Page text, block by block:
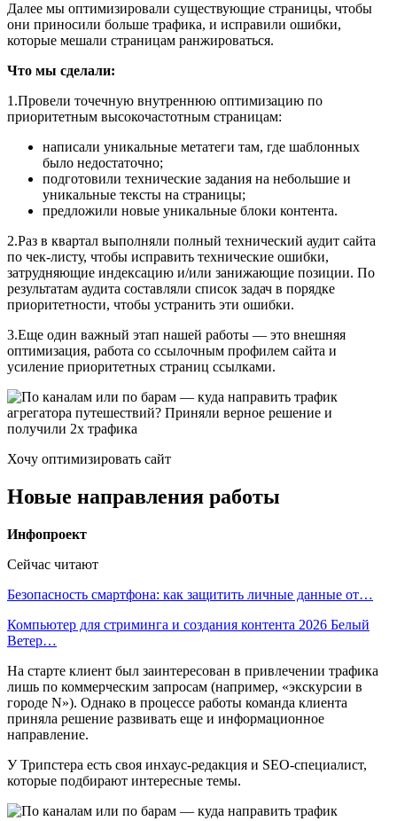
Далее мы оптимизировали существующие страницы, чтобы
они приносили больше трафика, и исправили ошибки,
которые мешали страницам ранжироваться.
Что мы сделали:
1.Провели точечную внутреннюю оптимизацию по
приоритетным высокочастотным страницам:
написали уникальные метатеги там, где шаблонных
было недостаточно;
подготовили технические задания на небольшие и
уникальные тексты на страницы;
предложили новые уникальные блоки контента.
2.Раз в квартал выполняли полный технический аудит сайта
по чек-листу, чтобы исправить технические ошибки,
затрудняющие индексацию и/или занижающие позиции. По
результатам аудита составляли список задач в порядке
приоритетности, чтобы устранить эти ошибки.
3.Еще один важный этап нашей работы ― это внешняя
оптимизация, работа со ссылочным профилем сайта и
усиление приоритетных страниц ссылками.
Хочу оптимизировать сайт
Новые направления работы
Инфопроект
Сейчас читают
Безопасность смартфона: как защитить личные данные от…
Компьютер для стриминга и создания контента 2026 Белый
Ветер…
На старте клиент был заинтересован в привлечении трафика
лишь по коммерческим запросам (например, «экскурсии в
городе N»). Однако в процессе работы команда клиента
приняла решение развивать еще и информационное
направление.
У Трипстера есть своя инхаус-редакция и SEO-специалист,
которые подбирают интересные темы.